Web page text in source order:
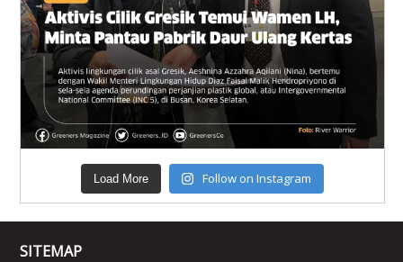
Load More Follow on Instagram
SITEMAP